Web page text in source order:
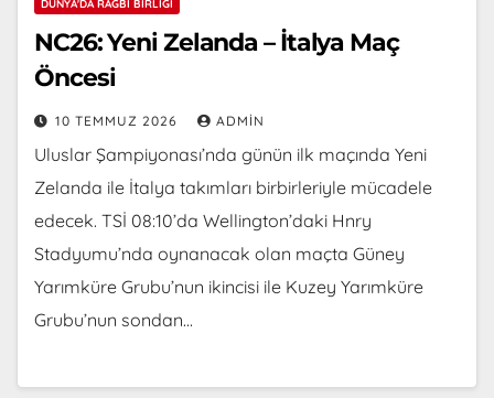
DÜNYA'DA RAGBI BIRLIĞI
NC26: Yeni Zelanda – İtalya Maç
Öncesi
10 TEMMUZ 2026 ADMIN
Uluslar Şampiyonası’nda günün ilk maçında Yeni
Zelanda ile İtalya takımları birbirleriyle mücadele
edecek. TSİ 08:10’da Wellington’daki Hnry
Stadyumu’nda oynanacak olan maçta Güney
Yarımküre Grubu’nun ikincisi ile Kuzey Yarımküre
Grubu’nun sondan…